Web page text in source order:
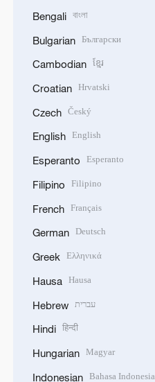
Bengali বাংলা
Bulgarian Български
Cambodian ខ្មែរ
Croatian Hrvatski
Czech Český
English English
Esperanto Esperanto
Filipino Filipino
French Français
German Deutsch
Greek Ελληνικά
Hausa Hausa
Hebrew עברית
Hindi हिन्दी
Hungarian Magyar
Indonesian Bahasa Indonesia